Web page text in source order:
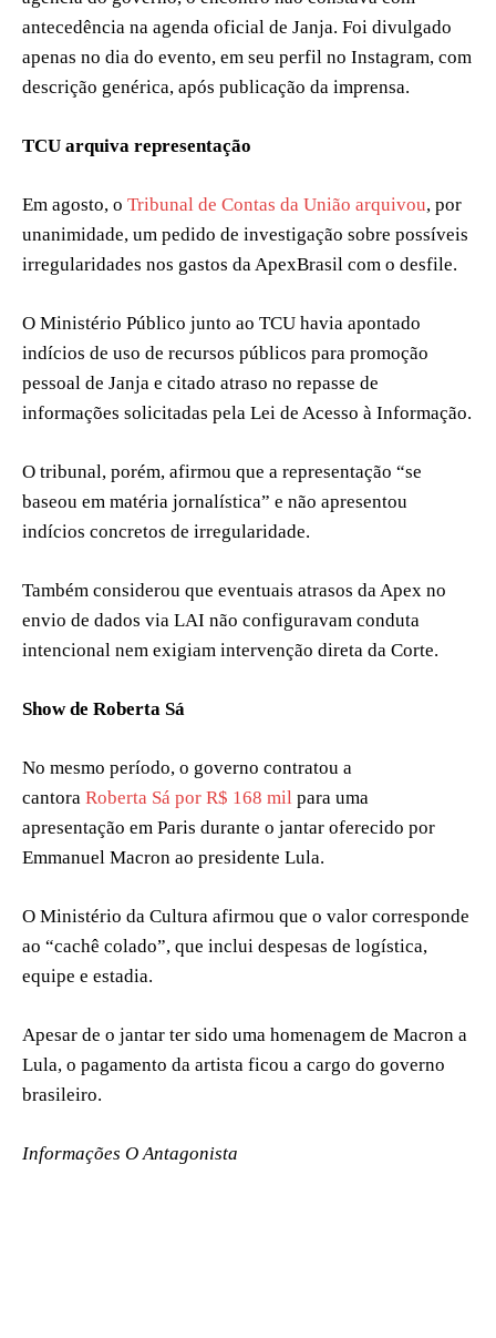
antecedência na agenda oficial de Janja. Foi divulgado
apenas no dia do evento, em seu perfil no Instagram, com
descrição genérica, após publicação da imprensa.
TCU arquiva representação
Em agosto, o Tribunal de Contas da União arquivou, por
unanimidade, um pedido de investigação sobre possíveis
irregularidades nos gastos da ApexBrasil com o desfile.
O Ministério Público junto ao TCU havia apontado
indícios de uso de recursos públicos para promoção
pessoal de Janja e citado atraso no repasse de
informações solicitadas pela Lei de Acesso à Informação.
O tribunal, porém, afirmou que a representação “se
baseou em matéria jornalística” e não apresentou
indícios concretos de irregularidade.
Também considerou que eventuais atrasos da Apex no
envio de dados via LAI não configuravam conduta
intencional nem exigiam intervenção direta da Corte.
Show de Roberta Sá
No mesmo período, o governo contratou a
cantora Roberta Sá por R$ 168 mil para uma
apresentação em Paris durante o jantar oferecido por
Emmanuel Macron ao presidente Lula.
O Ministério da Cultura afirmou que o valor corresponde
ao “cachê colado”, que inclui despesas de logística,
equipe e estadia.
Apesar de o jantar ter sido uma homenagem de Macron a
Lula, o pagamento da artista ficou a cargo do governo
brasileiro.
Informações O Antagonista